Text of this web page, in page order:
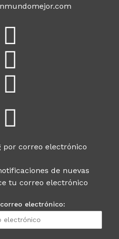
por correo electrónico
de nuevas
tu correo electrónico
electrónico: